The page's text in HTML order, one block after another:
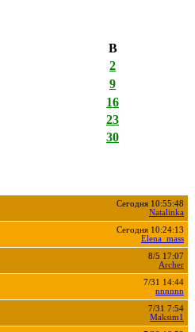
В
2
9
16
23
30
Сегодня 10:55:48
Natalinka
Сегодня 10:24:13
Elena_mass
8/5 17:07
Archer
7/31 14:44
nnnnnn
7/31 7:54
Maksim1